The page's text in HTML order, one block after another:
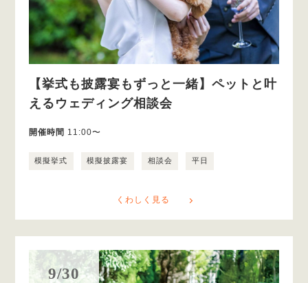
【挙式も披露宴もずっと一緒】ペットと叶
えるウェディング相談会
開催時間 11:00〜
模擬挙式 模擬披露宴 相談会 平日
くわしく見る
9/30